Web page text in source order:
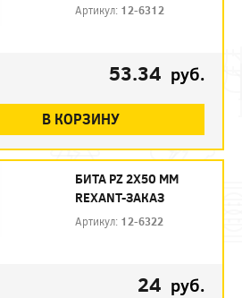
Артикул: 12-6312
53.34 руб.
В КОРЗИНУ
БИТА PZ 2X50 ММ
REXANT-ЗАКАЗ
Артикул: 12-6322
24 руб.